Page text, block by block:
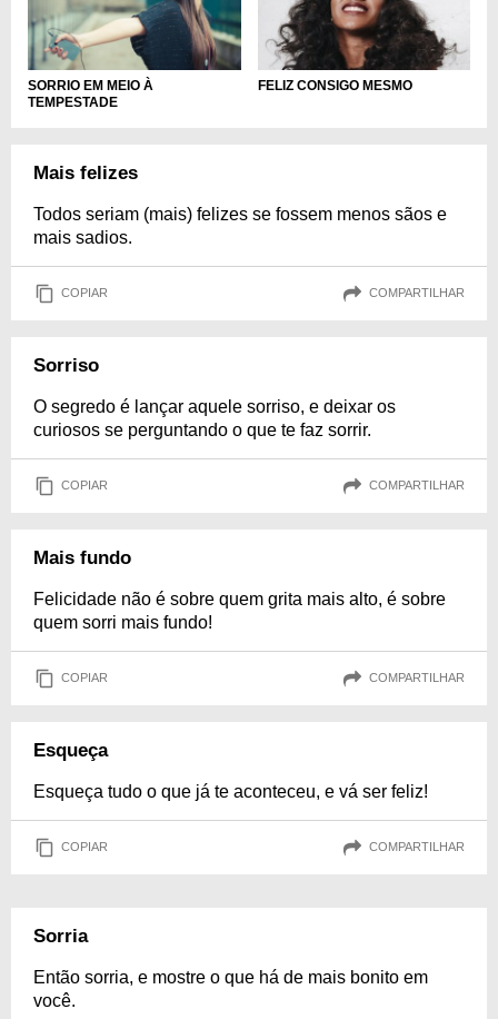
SORRIO EM MEIO À
TEMPESTADE
FELIZ CONSIGO MESMO
Mais felizes
Todos seriam (mais) felizes se fossem menos sãos e
mais sadios.
COPIAR COMPARTILHAR
Sorriso
O segredo é lançar aquele sorriso, e deixar os
curiosos se perguntando o que te faz sorrir.
COPIAR COMPARTILHAR
Mais fundo
Felicidade não é sobre quem grita mais alto, é sobre
quem sorri mais fundo!
COPIAR COMPARTILHAR
Esqueça
Esqueça tudo o que já te aconteceu, e vá ser feliz!
COPIAR COMPARTILHAR
Sorria
Então sorria, e mostre o que há de mais bonito em
você.